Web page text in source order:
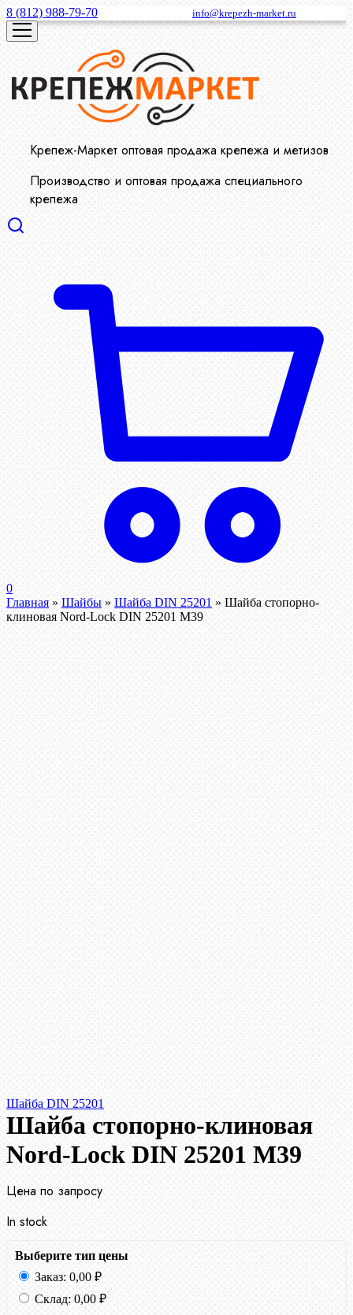
8 (812) 988-79-70 info@krepezh-market.ru
Крепеж-Маркет оптовая продажа крепежа и метизов
Производство и оптовая продажа специального
крепежа
0
Главная » Шайбы » Шайба DIN 25201 » Шайба стопорно-
клиновая Nord-Lock DIN 25201 М39
Шайба DIN 25201
Шайба стопорно-клиновая
Nord-Lock DIN 25201 М39
Цена по запросу
In stock
Выберите тип цены
Заказ: 0,00 ₽
Склад: 0,00 ₽